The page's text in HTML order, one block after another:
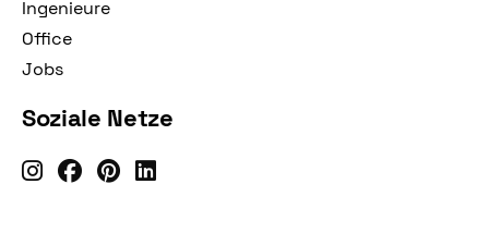
Ingenieure
Office
Jobs
Soziale Netze